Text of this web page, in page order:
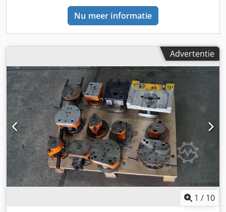
Nu meer informatie
Advertentie
1 / 10